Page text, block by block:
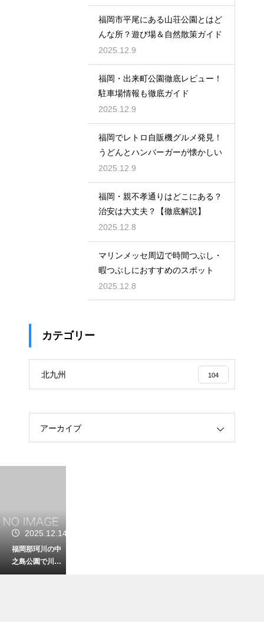
福岡市平尾にある山荘公園とはど
んな所？遊び場＆自然散策ガイド
2025.12.9
福岡・出来町公園徹底レビュー！
駐車場情報も徹底ガイド
2025.12.9
福岡でレトロ自販機グルメ発見！
うどんとハンバーガーが懐かしい
2025.12.9
福岡・親不孝通りはどこにある？
治安は大丈夫？【徹底解説】
2025.12.8
マリンメッセ周辺で時間つぶし・
暇つぶしにおすすめのスポット
2025.12.8
カテゴリー
北九州 104
アーカイブ
2025.12.14
福岡那珂川の中
之島公園で川遊
びを楽しもう！